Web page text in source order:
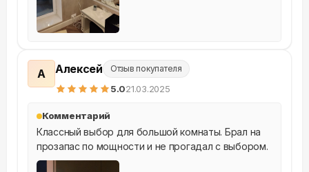
А Алексей Отзыв покупателя
5.021.03.2025
Комментарий
Классный выбор для большой комнаты. Брал на
прозапас по мощности и не прогадал с выбором.